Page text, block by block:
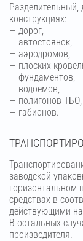
конструкциях:
— дорог,
— автостоянок,
— аэродромов,
— плоских
— фундаментов,
— водоемов,
— полигонов ТБО,
— габионов.
заводской
горизонтальном
средствах в
действующими
В остальных
производителя.